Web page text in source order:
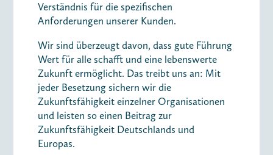
Verständnis für die spezifischen
Anforderungen unserer Kunden.
Wir sind überzeugt davon, dass gute Führung
Wert für alle schafft und eine lebenswerte
Zukunft ermöglicht. Das treibt uns an: Mit
jeder Besetzung sichern wir die
Zukunftsfähigkeit einzelner Organisationen
und leisten so einen Beitrag zur
Zukunftsfähigkeit Deutschlands und
Europas.